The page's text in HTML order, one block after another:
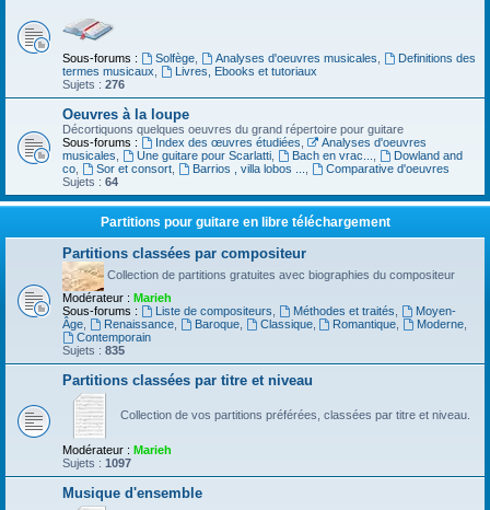
Sous-forums : Solfège, Analyses d'oeuvres musicales
Definitions des
termes musicaux
Livres, Ebooks et tutoriaux
Sujets : 276
Oeuvres à la loupe
Décortiquons quelques oeuvres du grand répertoire pour guitare
Sous-forums :
Index des œuvres étudiées
Analyses d'oeuvres
musicales
Une guitare pour Scarlatti, Bach en vrac...
Dowland and
co
Sor et consort, Barrios , villa lobos ...
Comparative d'oeuvres
Sujets : 64
Partitions pour guitare en libre téléchargement
Partitions classées par compositeur
Collection de partitions gratuites avec biographies du compositeur
Modérateur : Marieh
Sous-forums :
Liste de compositeurs Méthodes et traités
Moyen-
Âge
Renaissance, Baroque, Classique, Romantique Moderne
Contemporain
Sujets : 835
Partitions classées par titre et niveau
Collection de vos partitions préférées, classées par titre et niveau.
Modérateur : Marieh
Sujets : 1097
Musique d'ensemble